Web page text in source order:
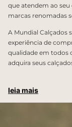
que atendem ao seu
marcas renomadas
A Mundial Calçados
experiência de
qualidade em todos
adquira seus
leia mais